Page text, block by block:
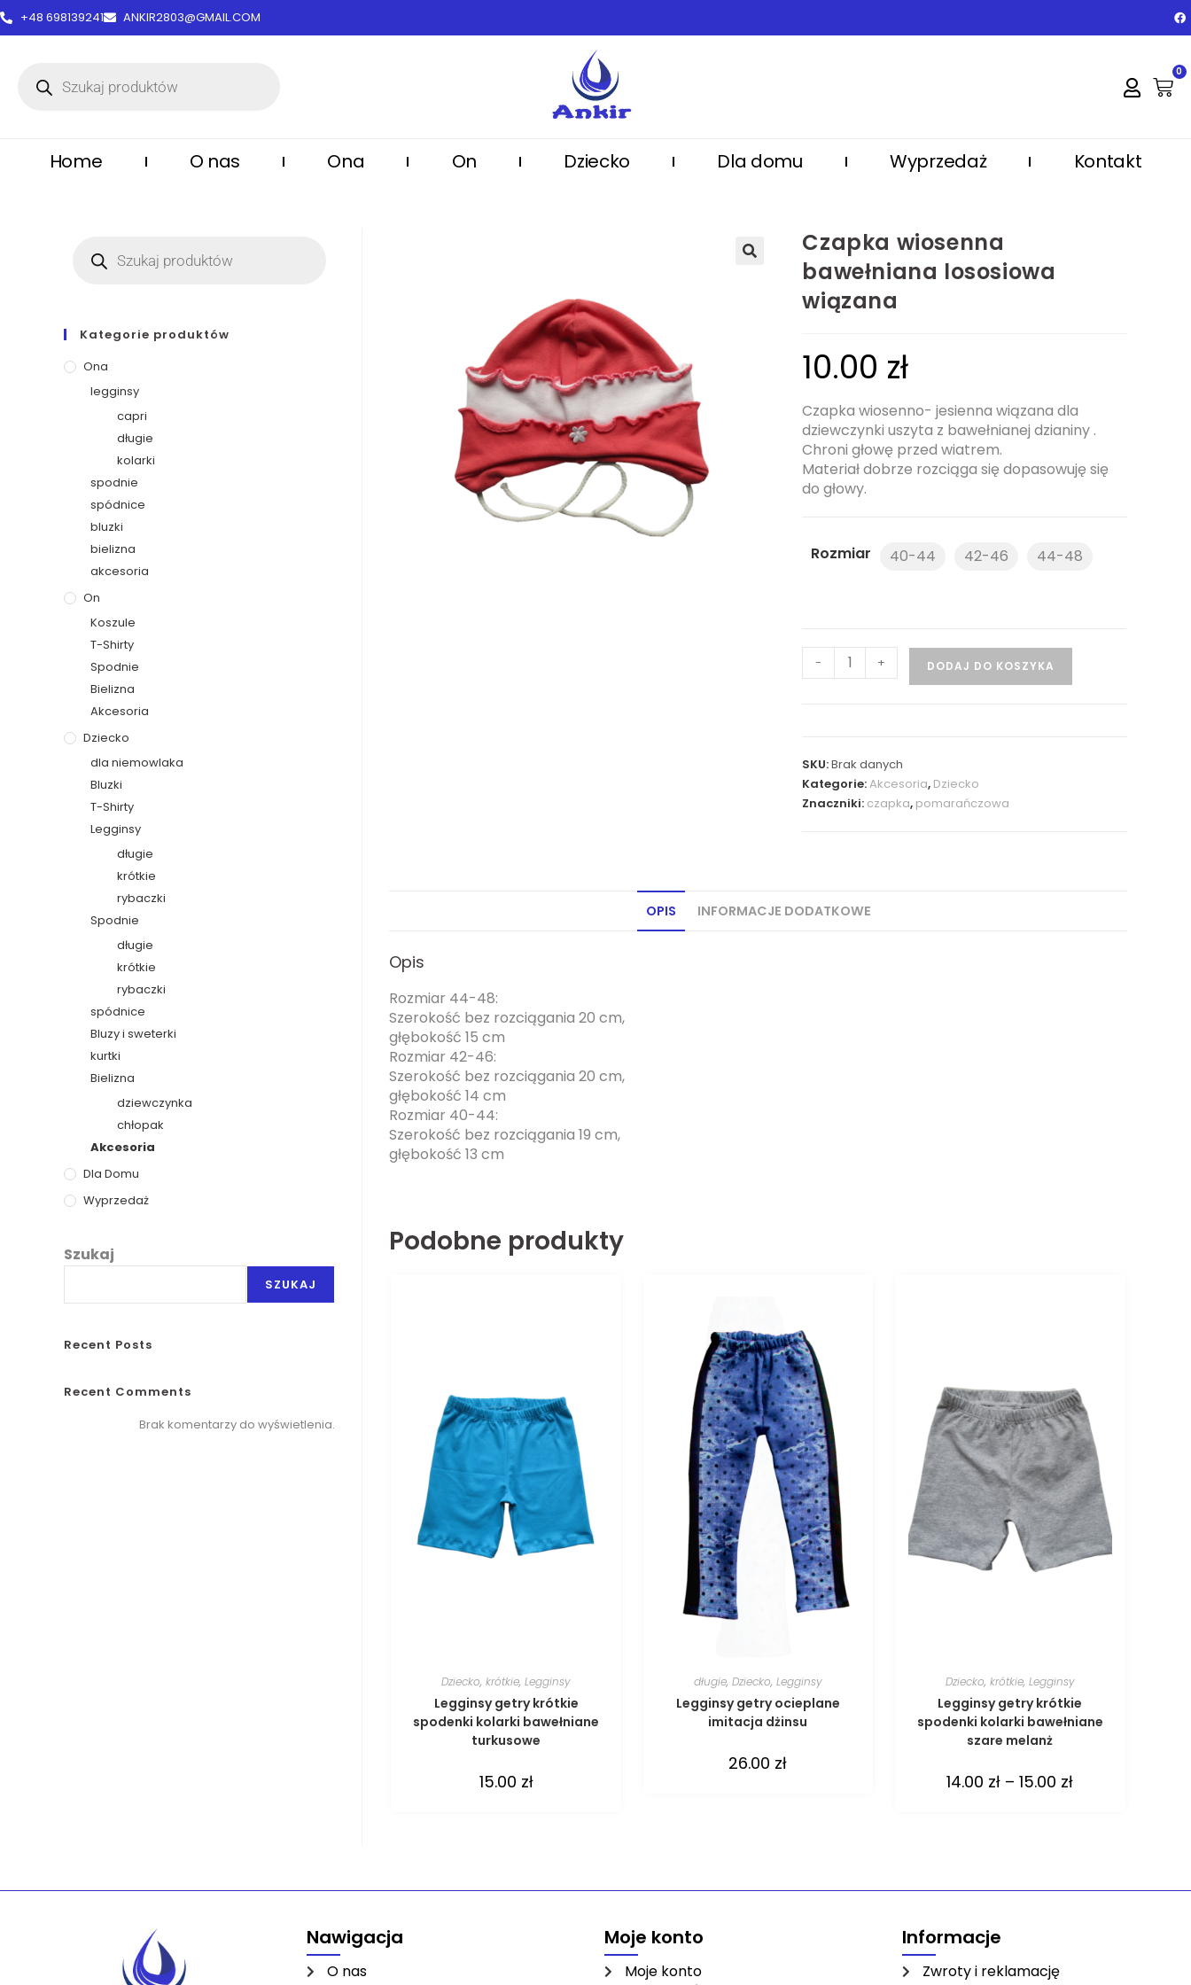
treści+48 698139241 ANKIR2803@GMAIL.COM
0
Home O nas Ona On Dziecko Dla domu Wyprzedaż Kontakt
Czapka wiosenna
bawełniana lososiowa
wiązana
10.00 zł
Czapka wiosenno- jesienna wiązana dla
dziewczynki uszyta z bawełnianej dzianiny .
Chroni głowę przed wiatrem.
Materiał dobrze rozciąga się dopasowuję się
do głowy.
Rozmiar 40-44 42-46 44-48
- + DODAJ DO KOSZYKA
SKU:Brak danych
Kategorie:Akcesoria, Dziecko
Znaczniki: czapka, pomarańczowa
OPIS INFORMACJE DODATKOWE
Opis
Rozmiar 44-48:
Szerokość bez rozciągania 20 cm,
głębokość 15 cm
Rozmiar 42-46:
Szerokość bez rozciągania 20 cm,
głębokość 14 cm
Rozmiar 40-44:
Szerokość bez rozciągania 19 cm,
głębokość 13 cm
Podobne produkty
Dziecko,krótkie,Legginsy
Legginsy getry krótkie
spodenki kolarki bawełniane
turkusowe
15.00 zł
długie, Dziecko, Legginsy
Legginsy getry ocieplane
imitacja dżinsu
26.00 zł
Dziecko, krótkie, Legginsy
Legginsy getry krótkie
spodenki kolarki bawełniane
szare melanż
14.00 zł – 15.00 zł
Kategorie produktów
Ona
legginsy
capri
długie
kolarki
spodnie
spódnice
bluzki
bielizna
akcesoria
On
Koszule
T-Shirty
Spodnie
Bielizna
Akcesoria
Dziecko
dla niemowlaka
Bluzki
T-Shirty
Legginsy
długie
krótkie
rybaczki
Spodnie
długie
krótkie
rybaczki
spódnice
Bluzy i sweterki
kurtki
Bielizna
dziewczynka
chłopak
Akcesoria
Dla Domu
Wyprzedaż
Szukaj
SZUKAJ
Recent Posts
Recent Comments
Brak komentarzy do wyświetlenia.
Nawigacja
O nas
Moje konto
Moje konto
Informacje
Zwroty i reklamację